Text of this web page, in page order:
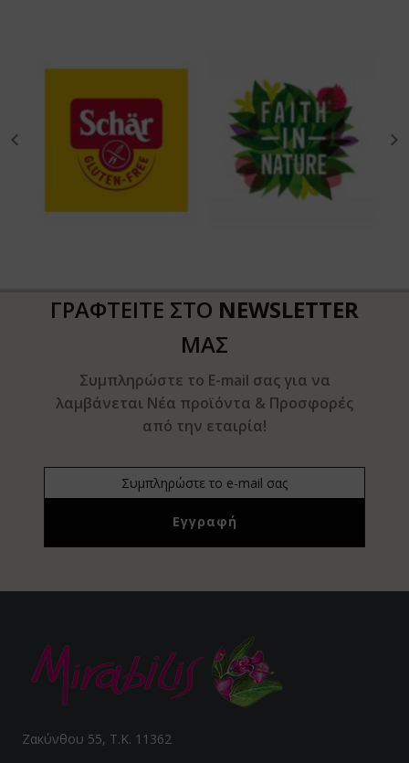
ΓΡΑΦΤΕΙΤΕ ΣΤΟ NEWSLETTER
ΜΑΣ
Συμπληρώστε το E-mail σας για να
λαμβάνεται Νέα προϊόντα & Προσφορές
από την εταιρία!
Ζακύνθου 55, Τ.Κ. 11362